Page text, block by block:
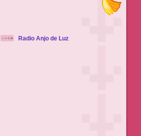
Radio Anjo de Luz